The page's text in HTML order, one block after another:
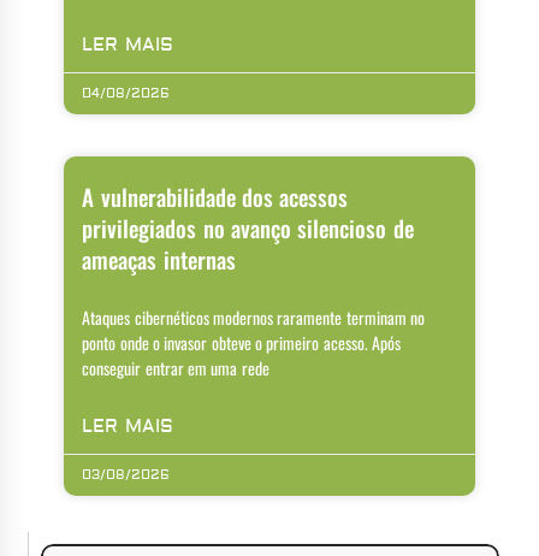
LER MAIS
04/08/2026
A vulnerabilidade dos acessos
privilegiados no avanço silencioso de
ameaças internas
Ataques cibernéticos modernos raramente terminam no
ponto onde o invasor obteve o primeiro acesso. Após
conseguir entrar em uma rede
LER MAIS
03/08/2026